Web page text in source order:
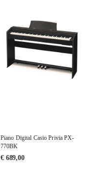
Piano Digital Casio Privia PX-
770BK
€689,00